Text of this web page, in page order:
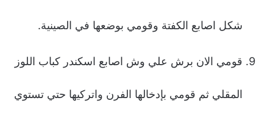
شكل اصابع الكفتة وقومي بوضعها في الصينية.
قومي الان برش علي وش اصابع اسكندر كباب اللوز
المقلي ثم قومي بإدخالها الفرن واتركيها حتي تستوي